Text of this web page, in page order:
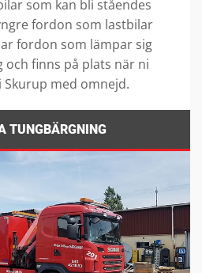
som kan bli ståendes
fordon som lastbilar
fordon som lämpar sig
finns på plats när ni
Skurup med omnejd.
TUNGBÄRGNING